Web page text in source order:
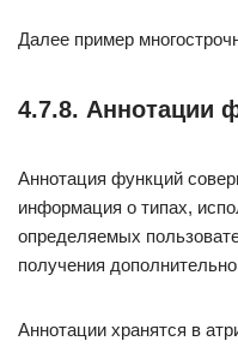
Далее пример
4.7.8. Аннотации
Аннотация функций
информация о типах,
определяемых
получения
Аннотации хранятся в